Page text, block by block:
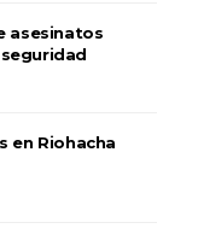
asesinatos
en Riohacha